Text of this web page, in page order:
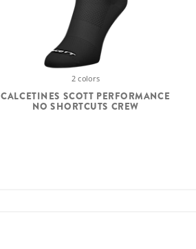
2 colors
CALCETINES SCOTT PERFORMANCE
NO SHORTCUTS CREW